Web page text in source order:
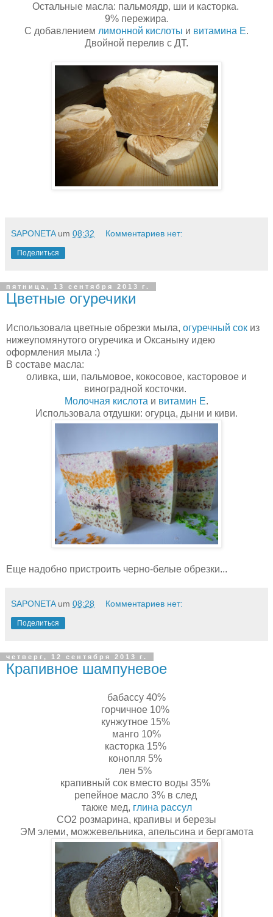
Остальные масла: пальмоядр, ши и касторка.
9% пережира.
С добавлением лимонной кислоты и витамина Е.
Двойной перелив с ДТ.
SAPONETA um 08:32 Комментариев нет:
Поделиться
пятница, 13 сентября 2013 г.
Цветные огуречики
Использовала цветные обрезки мыла, огуречный сок из
нижеупомянутого огуречика и Оксаныну идею
оформления мыла :)
В составе масла:
оливка, ши, пальмовое, кокосовое, касторовое и
виноградной косточки.
Молочная кислота и витамин Е.
Использовала отдушки: огурца, дыни и киви.
Еще надобно пристроить черно-белые обрезки...
SAPONETA um 08:28 Комментариев нет:
Поделиться
четверг, 12 сентября 2013 г.
Крапивное шампуневое
бабассу 40%
горчичное 10%
кунжутное 15%
манго 10%
касторка 15%
конопля 5%
лен 5%
крапивный сок вместо воды 35%
репейное масло 3% в след
также мед, глина рассул
CO2 розмарина, крапивы и березы
ЭМ элеми, можжевельника, апельсина и бергамота